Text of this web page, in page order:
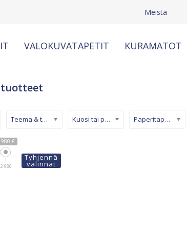
Meistä
VALOKUVATAPETIT KURAMATOT
tuotteet
€
2 980
Teema & tyyli Kuosi tai pinta Paperitapetti
Tyhjennä
valinnat